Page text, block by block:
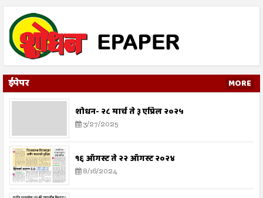
ईपेपर MORE
शोधन- २८ मार्च ते ३ एप्रिल २०२५
3/27/2025
१६ ऑगस्ट ते २२ ऑगस्ट २०२४
8/16/2024